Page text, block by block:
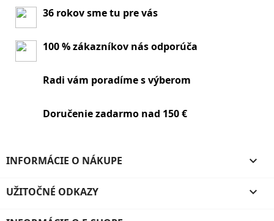
36 rokov sme tu pre vás
100 % zákazníkov nás odporúča
Radi vám poradíme s výberom
Doručenie zadarmo nad 150 €
INFORMÁCIE O NÁKUPE 
UŽITOČNÉ ODKAZY 